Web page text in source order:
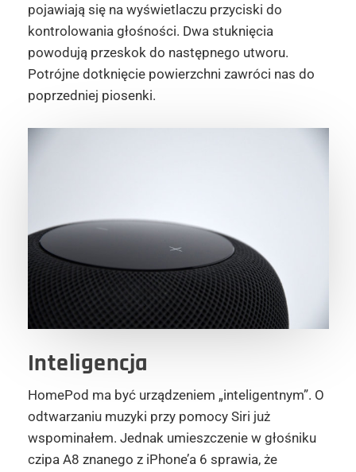
pojawiają się na wyświetlaczu przyciski do
kontrolowania głośności. Dwa stuknięcia
powodują przeskok do następnego utworu.
Potrójne dotknięcie powierzchni zawróci nas do
poprzedniej piosenki.
Inteligencja
HomePod ma być urządzeniem „inteligentnym”. O
odtwarzaniu muzyki przy pomocy Siri już
wspominałem. Jednak umieszczenie w głośniku
czipa A8 znanego z iPhone’a 6 sprawia, że